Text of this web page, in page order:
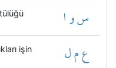
س و ا
işin ع م ل